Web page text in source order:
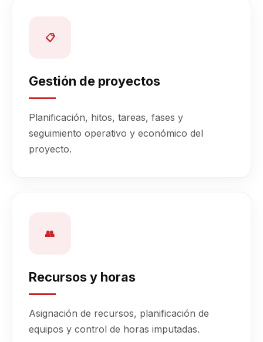
📋
Gestión de proyectos
Planificación, hitos, tareas, fases y
seguimiento operativo y económico del
proyecto.
👥
Recursos y horas
Asignación de recursos, planificación de
equipos y control de horas imputadas.